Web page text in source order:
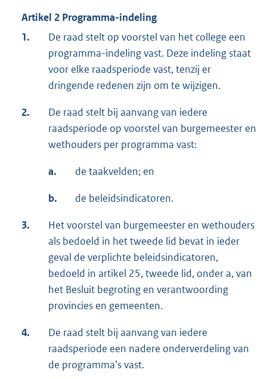
Artikel 2 Programma-indeling
1.
De raad stelt op voorstel van het college een
programma-indeling vast. Deze indeling staat
voor elke raadsperiode vast, tenzij er
dringende redenen zijn om te wijzigen.
2.
De raad stelt bij aanvang van iedere
raadsperiode op voorstel van burgemeester en
wethouders per programma vast:
a. de taakvelden; en
b. de beleidsindicatoren.
3.
Het voorstel van burgemeester en wethouders
als bedoeld in het tweede lid bevat in ieder
geval de verplichte beleidsindicatoren,
bedoeld in artikel 25, tweede lid, onder a, van
het Besluit begroting en verantwoording
provincies en gemeenten.
4.
De raad stelt bij aanvang van iedere
raadsperiode een nadere onderverdeling van
de programma’s vast.